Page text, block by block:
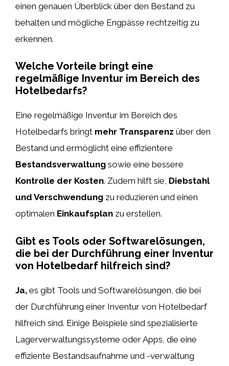
einen genauen Überblick über den Bestand zu
behalten und mögliche Engpässe rechtzeitig zu
erkennen.
Welche Vorteile bringt eine
regelmäßige Inventur im Bereich des
Hotelbedarfs?
Eine regelmäßige Inventur im Bereich des
Hotelbedarfs bringt mehr Transparenz über den
Bestand und ermöglicht eine effizientere
Bestandsverwaltung sowie eine bessere
Kontrolle der Kosten. Zudem hilft sie, Diebstahl
und Verschwendung zu reduzieren und einen
optimalen Einkaufsplan zu erstellen.
Gibt es Tools oder Softwarelösungen,
die bei der Durchführung einer Inventur
von Hotelbedarf hilfreich sind?
Ja, es gibt Tools und Softwarelösungen, die bei
der Durchführung einer Inventur von Hotelbedarf
hilfreich sind. Einige Beispiele sind spezialisierte
Lagerverwaltungssysteme oder Apps, die eine
effiziente Bestandsaufnahme und -verwaltung